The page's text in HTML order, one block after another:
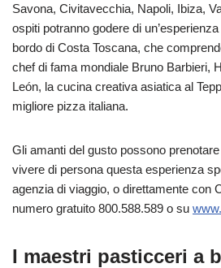
Savona, Civitavecchia, Napoli, Ibiza,
ospiti potranno godere di
bordo di Costa Toscana, che
chef di fama mondiale Bruno Barbieri,
León, la cucina creativa asiatica al
migliore pizza italiana.
Gli amanti del gusto possono
vivere di persona questa esperienza
agenzia di viaggio, o direttamente con
numero gratuito 800.588.589 o su
I maestri pasticceri a